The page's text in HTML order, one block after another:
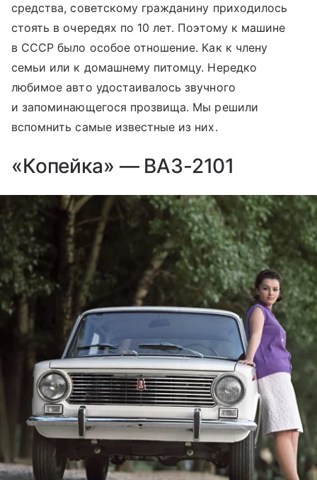
средства, советскому гражданину приходилось
стоять в очередях по 10 лет. Поэтому к машине
в СССР было особое отношение. Как к члену
семьи или к домашнему питомцу. Нередко
любимое авто удостаивалось звучного
и запоминающегося прозвища. Мы решили
вспомнить самые известные из них.
«Копейка» — ВАЗ-2101